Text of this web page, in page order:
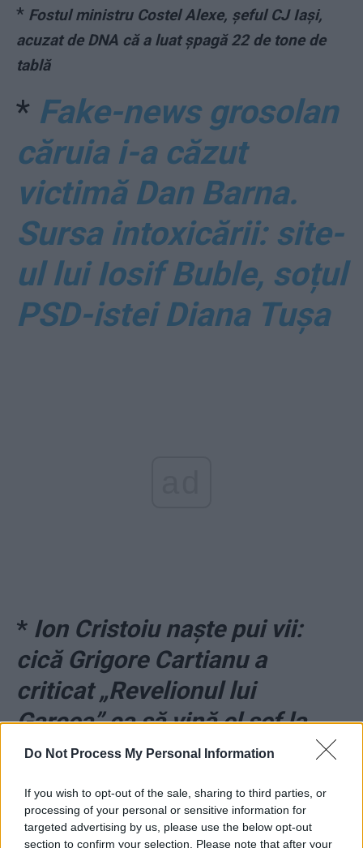
Do Not Process My Personal Information
If you wish to opt-out of the sale, sharing to third parties, or
processing of your personal or sensitive information for
targeted advertising by us, please use the below opt-out
section to confirm your selection. Please note that after your
* Fostul ministru Costel Alexe, șeful CJ Iași,
acuzat de DNA că a luat șpagă 22 de tone de
tablă
* Fake-news grosolan
căruia i-a căzut
victimă Dan Barna.
Sursa intoxicării: site-
ul lui Iosif Buble, soțul
PSD-istei Diana Tușa
* Ion Cristoiu naște pui vii:
cică Grigore Cartianu a
criticat „Revelionul lui
Garcea” ca să vină el șef la
TVR!
*Șefa TVR
reacționează